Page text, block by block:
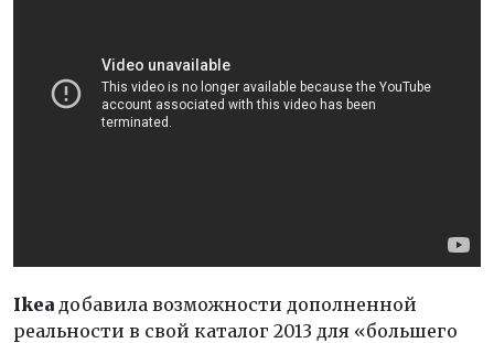
Ikea добавила возможности дополненной
реальности в свой каталог 2013 для «большего